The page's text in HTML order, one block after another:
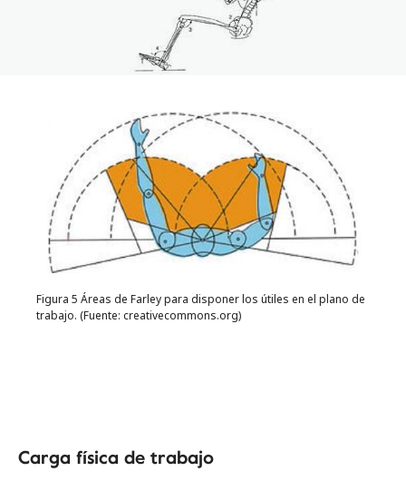
Figura 5 Áreas de Farley para disponer los útiles en el plano de
trabajo. (Fuente: creativecommons.org)
Carga física de trabajo